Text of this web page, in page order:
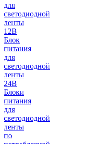
для
светодиодной
ленты
12В
Блок
питания
для
светодиодной
ленты
24В
Блоки
питания
для
светодиодной
ленты
по